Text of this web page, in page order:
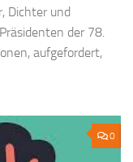
Dichter und
der 78.
aufgefordert,
0